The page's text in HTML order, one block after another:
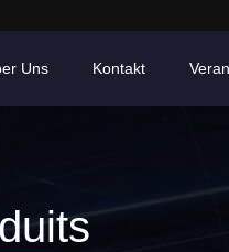
Uns Kontakt